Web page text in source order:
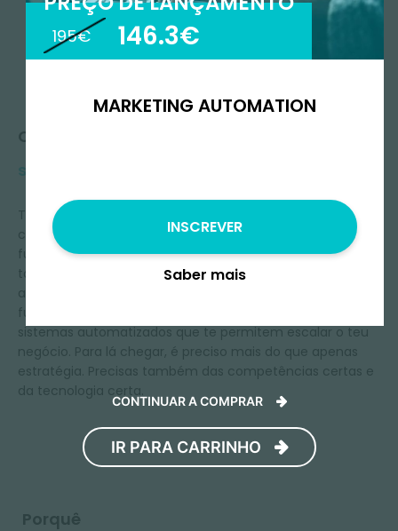
Queres
saber mais?
Talvez tenhas reparado que, no marketing online, o que
costumava funcionar antes, simplesmente já não
funciona. É fácil seguir as balas de prata das pequenas
táticas que resolvem todos os problemas e, no final, nada
acontece. O growth marketing moderno está
fundamentalmente relacionado com a construção de
sistemas automatizados que te permitem escalar o teu
negócio. Para lá chegar, é preciso mais do que apenas
estratégia. Precisas também das competências certas e
da tecnologia certa.
Porquê
195€ 146.3€
MARKETING AUTOMATION
INSCREVER
Saber mais
CONTINUAR A COMPRAR
IR PARA CARRINHO